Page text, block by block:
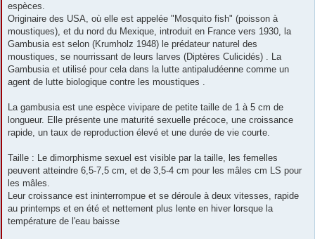
espèces.
Originaire des USA, où elle est appelée "Mosquito fish" (poisson à
moustiques), et du nord du Mexique, introduit en France vers 1930, la
Gambusia est selon (Krumholz 1948) le prédateur naturel des
moustiques, se nourrissant de leurs larves (Diptères Culicidés) . La
Gambusia et utilisé pour cela dans la lutte antipaludéenne comme un
agent de lutte biologique contre les moustiques .
La gambusia est une espèce vivipare de petite taille de 1 à 5 cm de
longueur. Elle présente une maturité sexuelle précoce, une croissance
rapide, un taux de reproduction élevé et une durée de vie courte.
Taille : Le dimorphisme sexuel est visible par la taille, les femelles
peuvent atteindre 6,5-7,5 cm, et de 3,5-4 cm pour les mâles cm LS pour
les mâles.
Leur croissance est ininterrompue et se déroule à deux vitesses, rapide
au printemps et en été et nettement plus lente en hiver lorsque la
température de l'eau baisse